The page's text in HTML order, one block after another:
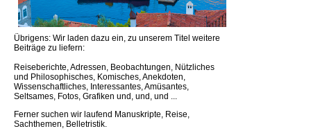
Übrigens: Wir laden dazu ein, zu unserem Titel weitere
Beiträge zu liefern:
Reiseberichte, Adressen, Beobachtungen, Nützliches
und Philosophisches, Komisches, Anekdoten,
Wissenschaftliches, Interessantes, Amüsantes,
Seltsames, Fotos, Grafiken und, und, und ...
Ferner suchen wir laufend Manuskripte, Reise,
Sachthemen, Belletristik.